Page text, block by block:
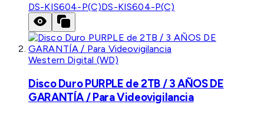
DS-KIS604-P(C)DS-KIS604-P(C)
Western Digital (WD)
Disco Duro PURPLE de 2TB / 3 AÑOS DE
GARANTÍA / Para Videovigilancia